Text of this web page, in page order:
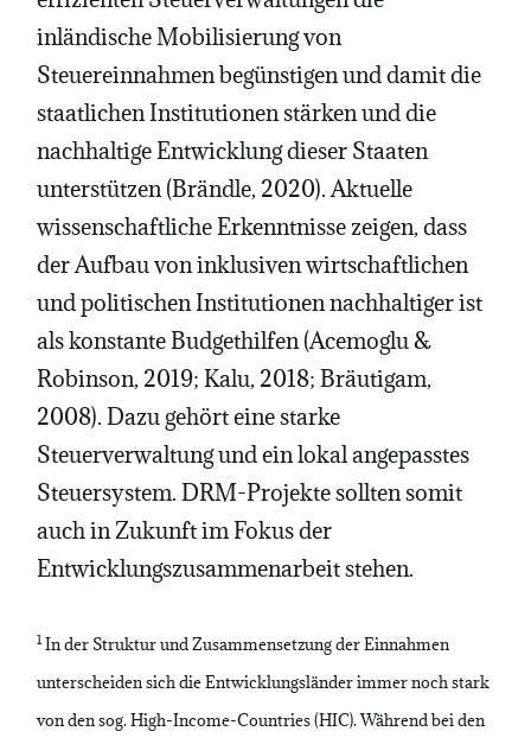
inländische Mobilisierung von
Steuereinnahmen begünstigen und damit die
staatlichen Institutionen stärken und die
nachhaltige Entwicklung dieser Staaten
unterstützen (Brändle, 2020). Aktuelle
wissenschaftliche Erkenntnisse zeigen, dass
der Aufbau von inklusiven wirtschaftlichen
und politischen Institutionen nachhaltiger ist
als konstante Budgethilfen (Acemoglu &
Robinson, 2019; Kalu, 2018; Bräutigam,
2008). Dazu gehört eine starke
Steuerverwaltung und ein lokal angepasstes
Steuersystem. DRM-Projekte sollten somit
auch in Zukunft im Fokus der
Entwicklungszusammenarbeit stehen.
1 In der Struktur und Zusammensetzung der Einnahmen
unterscheiden sich die Entwicklungsländer immer noch stark
von den sog. High-Income-Countries (HIC). Während bei den